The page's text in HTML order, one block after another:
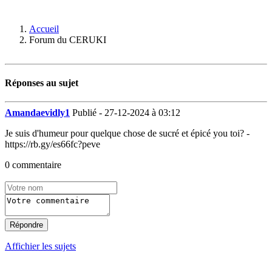
Accueil
Forum du CERUKI
Réponses au sujet
Amandaevidly1 Publié - 27-12-2024 à 03:12
Je suis d'humeur pour quelque chose de sucré et épicé you toi? -
https://rb.gy/es66fc?peve
0 commentaire
Affichier les sujets